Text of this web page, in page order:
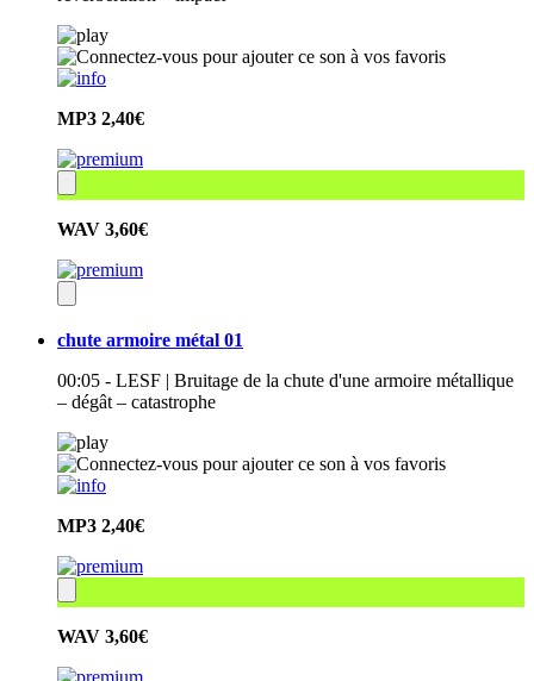
MP3 2,40€
WAV 3,60€
chute armoire métal 01
00:05 - LESF | Bruitage de la chute d'une armoire métallique
– dégât – catastrophe
MP3 2,40€
WAV 3,60€